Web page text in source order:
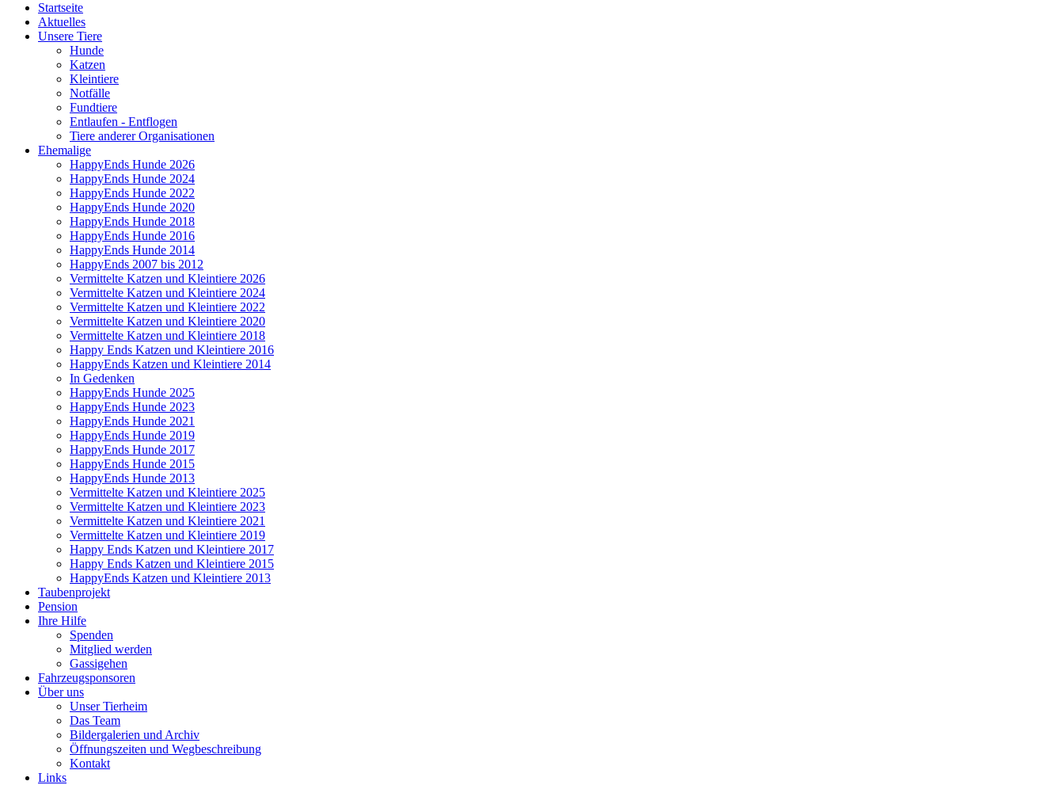
Startseite
Aktuelles
Unsere Tiere
Hunde
Katzen
Kleintiere
Notfälle
Fundtiere
Entlaufen - Entflogen
Tiere anderer Organisationen
Ehemalige
HappyEnds Hunde 2026
HappyEnds Hunde 2024
HappyEnds Hunde 2022
HappyEnds Hunde 2020
HappyEnds Hunde 2018
HappyEnds Hunde 2016
HappyEnds Hunde 2014
HappyEnds 2007 bis 2012
Vermittelte Katzen und Kleintiere 2026
Vermittelte Katzen und Kleintiere 2024
Vermittelte Katzen und Kleintiere 2022
Vermittelte Katzen und Kleintiere 2020
Vermittelte Katzen und Kleintiere 2018
Happy Ends Katzen und Kleintiere 2016
HappyEnds Katzen und Kleintiere 2014
In Gedenken
HappyEnds Hunde 2025
HappyEnds Hunde 2023
HappyEnds Hunde 2021
HappyEnds Hunde 2019
HappyEnds Hunde 2017
HappyEnds Hunde 2015
HappyEnds Hunde 2013
Vermittelte Katzen und Kleintiere 2025
Vermittelte Katzen und Kleintiere 2023
Vermittelte Katzen und Kleintiere 2021
Vermittelte Katzen und Kleintiere 2019
Happy Ends Katzen und Kleintiere 2017
Happy Ends Katzen und Kleintiere 2015
HappyEnds Katzen und Kleintiere 2013
Taubenprojekt
Pension
Ihre Hilfe
Spenden
Mitglied werden
Gassigehen
Fahrzeugsponsoren
Über uns
Unser Tierheim
Das Team
Bildergalerien und Archiv
Öffnungszeiten und Wegbeschreibung
Kontakt
Links